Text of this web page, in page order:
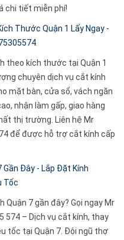
chi tiết miễn phí!
Thước Quận 1 Lấy Ngay -
theo kích thước tại Quận 1
chuyên dịch vụ cắt kính
mặt bàn, cửa sổ, vách ngăn
nhận làm gấp, giao hàng
thị trường. Liên hệ Mr
để được hỗ trợ cắt kính cấp
Gần Đây - Lắp Đặt Kính
Tốc
Quận 7 gần đây? Gọi ngay Mr
574 – Dịch vụ cắt kính, thay
tốc tại Quận 7. Đội ngũ thợ